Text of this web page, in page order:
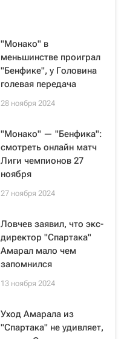
"Монако" в
меньшинстве проиграл
"Бенфике", у Головина
голевая передача
28 ноября 2024
"Монако" — "Бенфика":
смотреть онлайн матч
Лиги чемпионов 27
ноября
27 ноября 2024
Ловчев заявил, что экс-
директор "Спартака"
Амарал мало чем
запомнился
13 ноября 2024
Уход Амарала из
"Спартака" не удивляет,